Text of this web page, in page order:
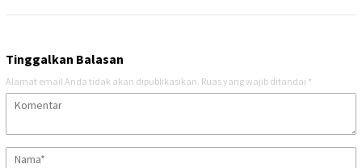
Tinggalkan Balasan
Alamat email Anda tidak akan dipublikasikan. Ruas yang wajib ditandai *